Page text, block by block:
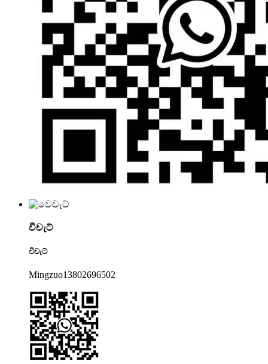
වීචැට්
වීචැට්
Mingzuo13802696502